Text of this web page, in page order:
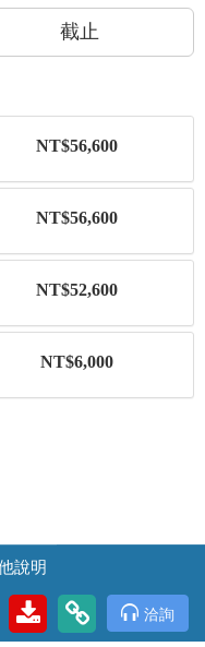
截止
NT$56,600
NT$56,600
NT$52,600
NT$6,000
說明
洽詢